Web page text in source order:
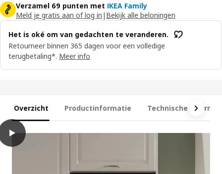
Verzamel 69 punten met IKEA Family
Meld je gratis aan of log in | Bekijk alle beloningen
Het is oké om van gedachten te veranderen.
Retourneer binnen 365 dagen voor een volledige
terugbetaling*. Meer info
Overzicht Productinformatie Technische
play
SPJUTBO Inbouw magnetron, grillfunctie IKEA 500/zwart